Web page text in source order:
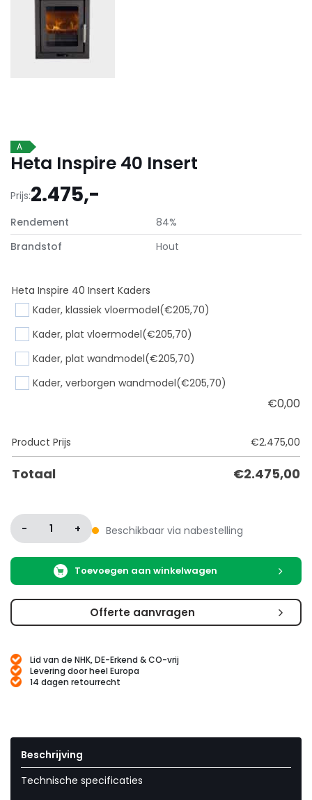
A
Heta Inspire 40 Insert
Prijs:2.475,-
Rendement
84%
Brandstof
Hout
Heta Inspire 40 Insert Kaders
Kader, klassiek vloermodel(€205,70)
Kader, plat vloermodel(€205,70)
Kader, plat wandmodel(€205,70)
Kader, verborgen wandmodel(€205,70)
€0,00
Product Prijs €2.475,00
Totaal €2.475,00
- 1 + Beschikbaar via nabestelling
Toevoegen aan winkelwagen
Offerte aanvragen
Lid van de NHK, DE-Erkend & CO-vrij
Levering door heel Europa
14 dagen retourrecht
Beschrijving
Technische specificaties